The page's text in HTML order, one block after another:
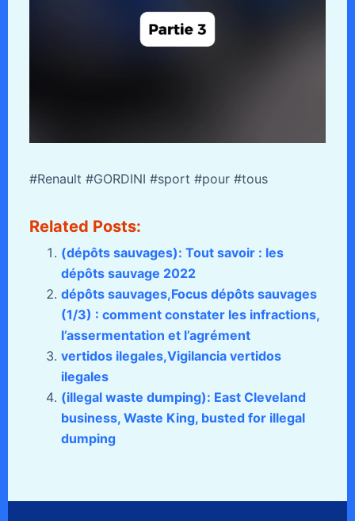
#Renault #GORDINI #sport #pour #tous
Related Posts:
(dépôts sauvages): Tout savoir : les
dépôts sauvage 2022
dépôts sauvages,Focus dépôts sauvages
(1/3) : comment constater les infractions,
l’assermentation et l’agrément
vertidos ilegales,Vigilancia vertidos
ilegales
(illegal waste dumping): East Cleveland
business, Waste King, busted for illegal
dumping